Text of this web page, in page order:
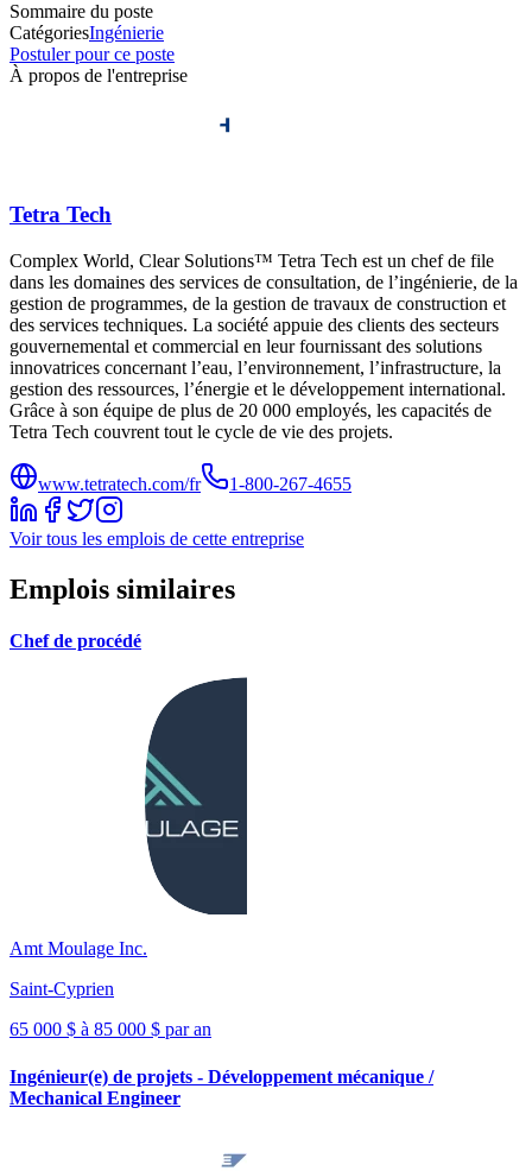
Sommaire du poste
CatégoriesIngénierie
Postuler pour ce poste
À propos de l'entreprise
Tetra Tech
Complex World, Clear Solutions™ Tetra Tech est un chef de file
dans les domaines des services de consultation, de l’ingénierie, de la
gestion de programmes, de la gestion de travaux de construction et
des services techniques. La société appuie des clients des secteurs
gouvernemental et commercial en leur fournissant des solutions
innovatrices concernant l’eau, l’environnement, l’infrastructure, la
gestion des ressources, l’énergie et le développement international.
Grâce à son équipe de plus de 20 000 employés, les capacités de
Tetra Tech couvrent tout le cycle de vie des projets.
www.tetratech.com/fr 1-800-267-4655
Voir tous les emplois de cette entreprise
Emplois similaires
Chef de procédé
Amt Moulage Inc.
Saint-Cyprien
65 000 $ à 85 000 $ par an
Ingénieur(e) de projets - Développement mécanique /
Mechanical Engineer